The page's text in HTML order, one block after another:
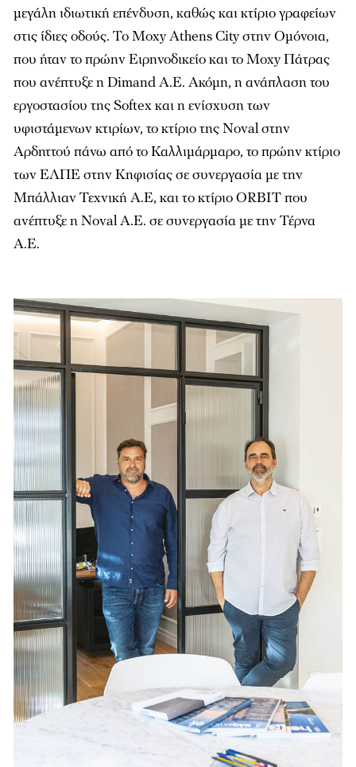
µεγάλη ιδιωτική επένδυση, καθώς και κτίριο γραφείων
στις ίδιες οδούς. Το Moxy Athens City στην Οµόνοια,
που ήταν το πρώην Ειρηνοδικείο και το Moxy Πάτρας
που ανέπτυξε η Dimand A.E. Ακόµη, η ανάπλαση του
εργοστασίου της Softex και η ενίσχυση των
υφιστάµενων κτιρίων, το κτίριο της Noval στην
Αρδηττού πάνω από το Καλλιµάρµαρο, το πρώην κτίριο
των ΕΛΠΕ στην Κηφισίας σε συνεργασία µε την
Μπάλλιαν Τεχνική Α.Ε, και τo κτίριο ORBIT που
ανέπτυξε η Noval Α.Ε. σε συνεργασία µε την Τέρνα
Α.Ε.